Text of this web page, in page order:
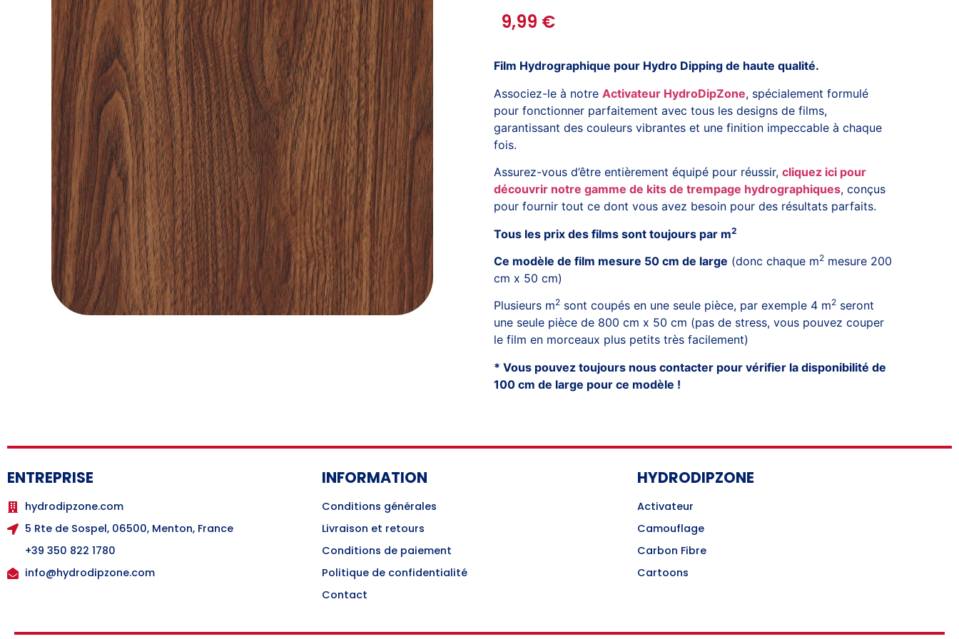
9,99 €
Film Hydrographique pour Hydro Dipping de haute qualité.
Associez-le à notre Activateur HydroDipZone, spécialement formulé
pour fonctionner parfaitement avec tous les designs de films,
garantissant des couleurs vibrantes et une finition impeccable à chaque
fois.
Assurez-vous d’être entièrement équipé pour réussir, cliquez ici pour
découvrir notre gamme de kits de trempage hydrographiques, conçus
pour fournir tout ce dont vous avez besoin pour des résultats parfaits.
Tous les prix des films sont toujours par m2
Ce modèle de film mesure 50 cm de large (donc chaque m2 mesure 200
cm x 50 cm)
Plusieurs m2 sont coupés en une seule pièce, par exemple 4 m2 seront
une seule pièce de 800 cm x 50 cm (pas de stress, vous pouvez couper
le film en morceaux plus petits très facilement)
* Vous pouvez toujours nous contacter pour vérifier la disponibilité de
100 cm de large pour ce modèle !
ENTREPRISE
hydrodipzone.com
5 Rte de Sospel, 06500, Menton, France
+39 350 822 1780
info@hydrodipzone.com
INFORMATION
Conditions générales
Livraison et retours
Conditions de paiement
Politique de confidentialité
Contact
HYDRODIPZONE
Activateur
Camouflage
Carbon Fibre
Cartoons